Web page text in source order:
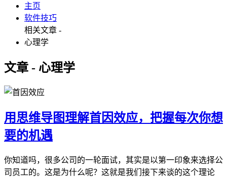
主页
软件技巧
相关文章 -
心理学
文章 - 心理学
用思维导图理解首因效应，把握每次你想
要的机遇
你知道吗，很多公司的一轮面试，其实是以第一印象来选择公
司员工的。这是为什么呢？这就是我们接下来谈的这个理论